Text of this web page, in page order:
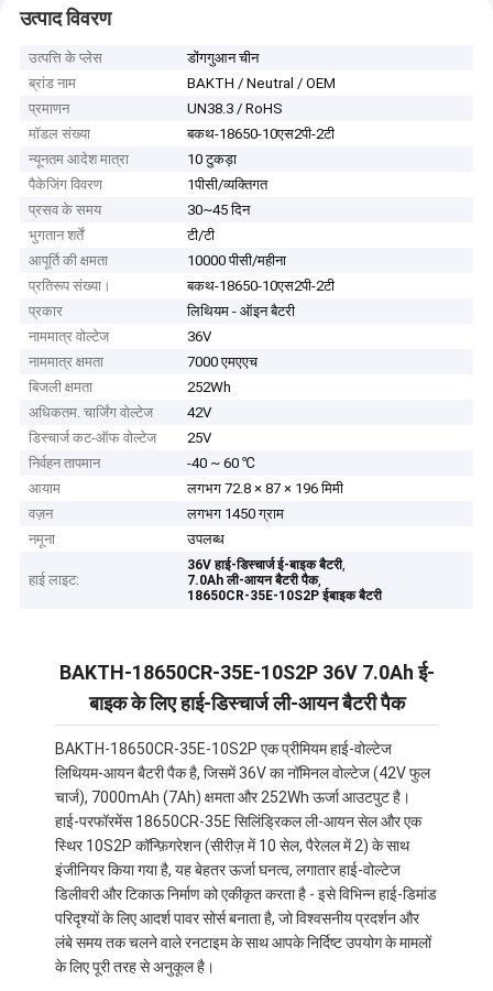
उत्पाद विवरण
उत्पत्ति के प्लेस
डोंगगुआन चीन
ब्रांड नाम
BAKTH / Neutral / OEM
प्रमाणन
UN38.3 / RoHS
मॉडल संख्या
बकथ-18650-10एस2पी-2टी
न्यूनतम आदेश मात्रा
10 टुकड़ा
पैकेजिंग विवरण
1पीसी/व्यक्तिगत
प्रसव के समय
30~45 दिन
भुगतान शर्तें
टी/टी
आपूर्ति की क्षमता
10000 पीसी/महीना
प्रतिरूप संख्या।
बकथ-18650-10एस2पी-2टी
प्रकार
लिथियम - ऑइन बैटरी
नाममात्र वोल्टेज
36V
नाममात्र क्षमता
7000 एमएएच
बिजली क्षमता
252Wh
अधिकतम. चार्जिंग वोल्टेज
42V
डिस्चार्ज कट-ऑफ वोल्टेज
25V
निर्वहन तापमान
-40 ~ 60 ℃
आयाम
लगभग 72.8 × 87 × 196 मिमी
वज़न
लगभग 1450 ग्राम
नमूना
उपलब्ध
हाई लाइट:
36V हाई-डिस्चार्ज ई-बाइक बैटरी,
7.0Ah ली-आयन बैटरी पैक,
18650CR-35E-10S2P ईबाइक बैटरी
BAKTH-18650CR-35E-10S2P 36V 7.0Ah ई-
बाइक के लिए हाई-डिस्चार्ज ली-आयन बैटरी पैक
BAKTH-18650CR-35E-10S2P एक प्रीमियम हाई-वोल्टेज
लिथियम-आयन बैटरी पैक है, जिसमें 36V का नॉमिनल वोल्टेज (42V फुल
चार्ज), 7000mAh (7Ah) क्षमता और 252Wh ऊर्जा आउटपुट है।
हाई-परफॉरमेंस 18650CR-35E सिलिंड्रिकल ली-आयन सेल और एक
स्थिर 10S2P कॉन्फ़िगरेशन (सीरीज़ में 10 सेल, पैरेलल में 2) के साथ
इंजीनियर किया गया है, यह बेहतर ऊर्जा घनत्व, लगातार हाई-वोल्टेज
डिलीवरी और टिकाऊ निर्माण को एकीकृत करता है - इसे विभिन्न हाई-डिमांड
परिदृश्यों के लिए आदर्श पावर सोर्स बनाता है, जो विश्वसनीय प्रदर्शन और
लंबे समय तक चलने वाले रनटाइम के साथ आपके निर्दिष्ट उपयोग के मामलों
के लिए पूरी तरह से अनुकूल है।